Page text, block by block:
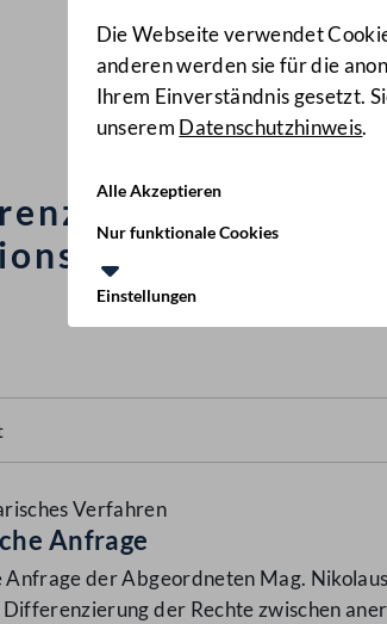
Die Webseite verwendet
anderen werden sie für die
Ihrem Einverständnis gesetzt.
unserem Datenschutzhinweis.
Alle Akzeptieren
Nur funktionale Cookies
Einstellungen
der
Verfahren
Anfrage
der Abgeordneten Mag.
der Rechte zwischen